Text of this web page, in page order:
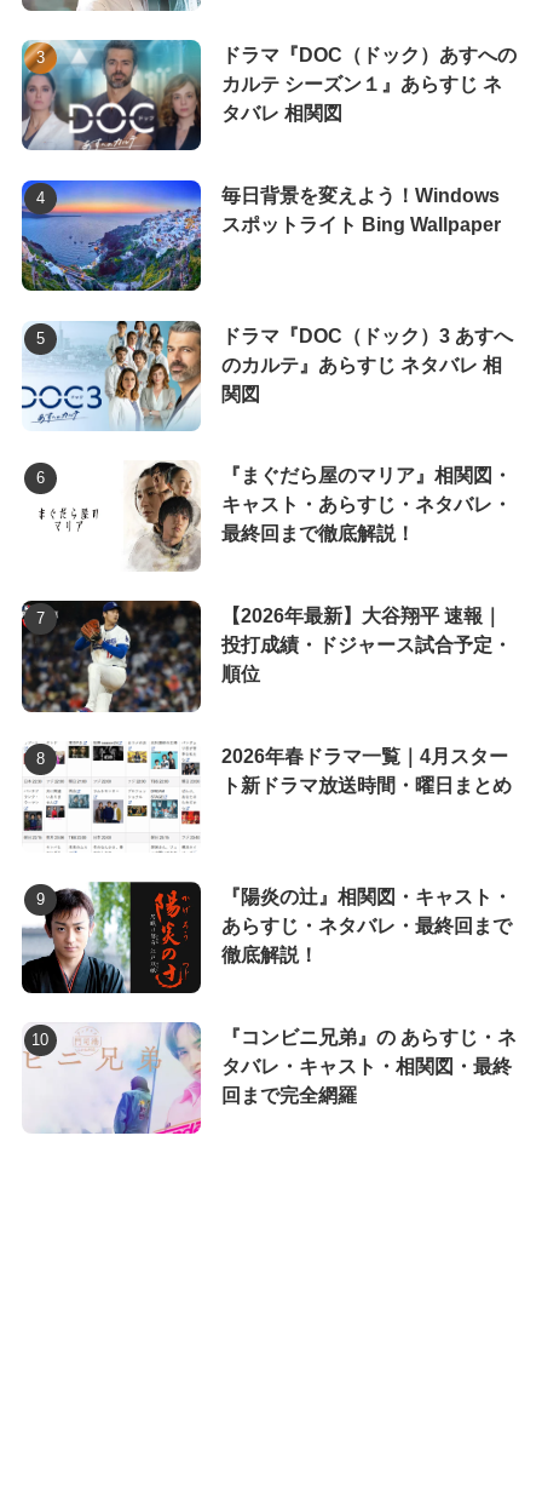
ドラマ『DOC（ドック）あすへの
カルテ シーズン１』あらすじ ネ
タバレ 相関図
毎日背景を変えよう！Windows
スポットライト Bing Wallpaper
ドラマ『DOC（ドック）3 あすへ
のカルテ』あらすじ ネタバレ 相
関図
『まぐだら屋のマリア』相関図・
キャスト・あらすじ・ネタバレ・
最終回まで徹底解説！
【2026年最新】大谷翔平 速報｜
投打成績・ドジャース試合予定・
順位
2026年春ドラマ一覧｜4月スター
ト新ドラマ放送時間・曜日まとめ
『陽炎の辻』相関図・キャスト・
あらすじ・ネタバレ・最終回まで
徹底解説！
『コンビニ兄弟』の あらすじ・ネ
タバレ・キャスト・相関図・最終
回まで完全網羅